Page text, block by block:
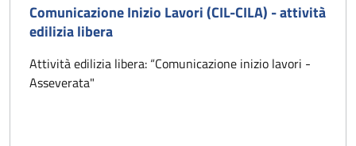
Comunicazione Inizio Lavori (CIL-CILA) - attività
edilizia libera
Attività edilizia libera: “Comunicazione inizio lavori -
Asseverata"